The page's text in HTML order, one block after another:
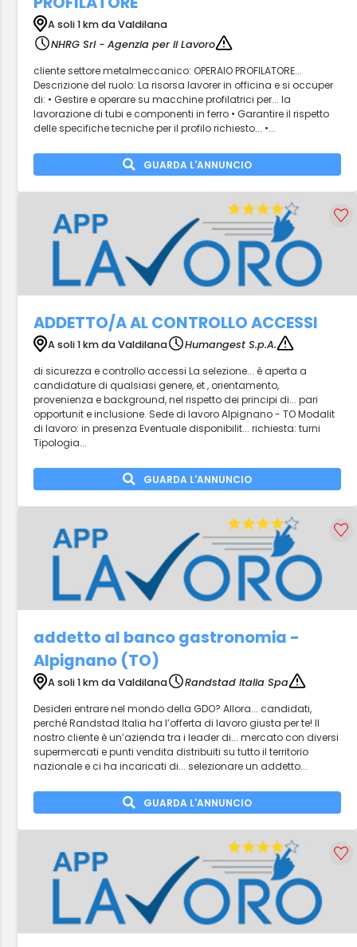
A soli 1 km da Valdilana
NHRG Srl - Agenzia per il Lavoro
cliente settore metalmeccanico: OPERAIO PROFILATORE...
Descrizione del ruolo: La risorsa lavorer in officina e si occuper
di: • Gestire e operare su macchine profilatrici per... la
lavorazione di tubi e componenti in ferro • Garantire il rispetto
delle specifiche tecniche per il profilo richiesto... •...
GUARDA L'ANNUNCIO
ADDETTO/A AL CONTROLLO ACCESSI
A soli 1 km da Valdilana
Humangest S.p.A.
di sicurezza e controllo accessi La selezione... è aperta a
candidature di qualsiasi genere, et , orientamento,
provenienza e background, nel rispetto dei principi di... pari
opportunit e inclusione. Sede di lavoro Alpignano - TO Modalit
di lavoro: in presenza Eventuale disponibilit... richiesta: turni
Tipologia...
GUARDA L'ANNUNCIO
addetto al banco gastronomia -
Alpignano (TO)
A soli 1 km da Valdilana
Randstad Italia Spa
Desideri entrare nel mondo della GDO? Allora... candidati,
perché Randstad Italia ha l’offerta di lavoro giusta per te! Il
nostro cliente è un’azienda tra i leader di... mercato con diversi
supermercati e punti vendita distribuiti su tutto il territorio
nazionale e ci ha incaricati di... selezionare un addetto...
GUARDA L'ANNUNCIO